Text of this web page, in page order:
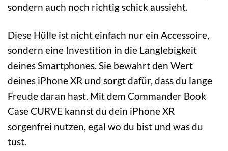
sondern auch noch richtig schick aussieht.
Diese Hülle ist nicht einfach nur ein Accessoire,
sondern eine Investition in die Langlebigkeit
deines Smartphones. Sie bewahrt den Wert
deines iPhone XR und sorgt dafür, dass du lange
Freude daran hast. Mit dem Commander Book
Case CURVE kannst du dein iPhone XR
sorgenfrei nutzen, egal wo du bist und was du
tust.